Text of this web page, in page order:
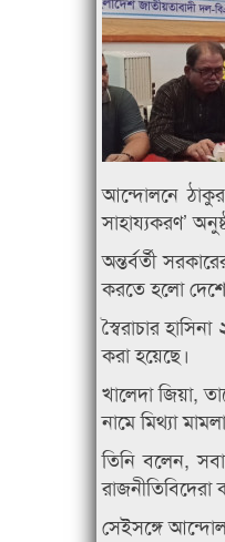
আন্দোলনে
সাহায্যকরণ’
অন্তর্বর্তী
করতে হলো
স্বৈরাচার
করা হয়েছে।
খালেদা জিয়া,
নামে মিথ্যা
তিনি বলেন,
সেইসঙ্গে